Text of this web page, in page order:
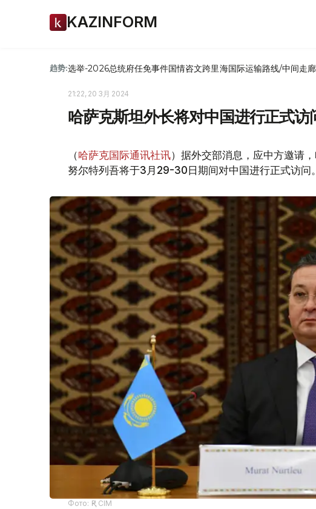
KAZINFORM
趋势:选举-2026总统府任免事件国情咨文跨里海国际运输路线/中间走廊
21:22, 20 3月 2024
哈萨克斯坦外长将对中国进行正式访
（哈萨克国际通讯社讯）据外交部消息，应中方邀请
努尔特列吾将于3月29-30日期间对中国进行正式访问。
Фото: ҚР СІМ